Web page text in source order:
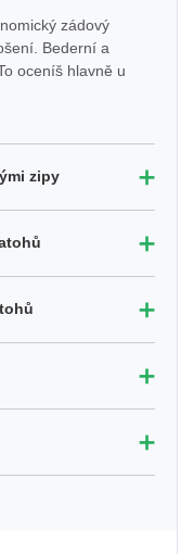
zádový
Bederní a
oceníš hlavně u
zipy ➕
➕
➕
➕
➕